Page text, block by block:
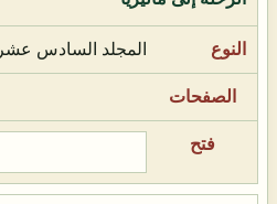
المجلد السادس عشر